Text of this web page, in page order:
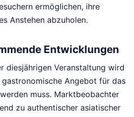
ermöglichen, ihre
Anstehen abzuholen.
Entwicklungen
diesjährigen Veranstaltung wird
Angebot für das
muss. Marktbeobachter
zu authentischer asiatischer